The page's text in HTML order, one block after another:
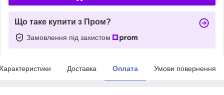
Що таке купити з Пром?
Замовлення під захистом
Доставка Оплата Умови повернення